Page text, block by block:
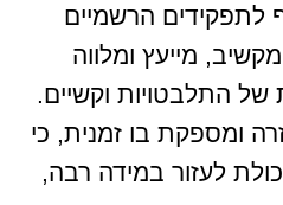
לתפקידים הרשמיים
מייעץ ומלווה
התלבטויות וקשיים.
ומספקת בו זמנית, כי
לעזור במידה רבה,